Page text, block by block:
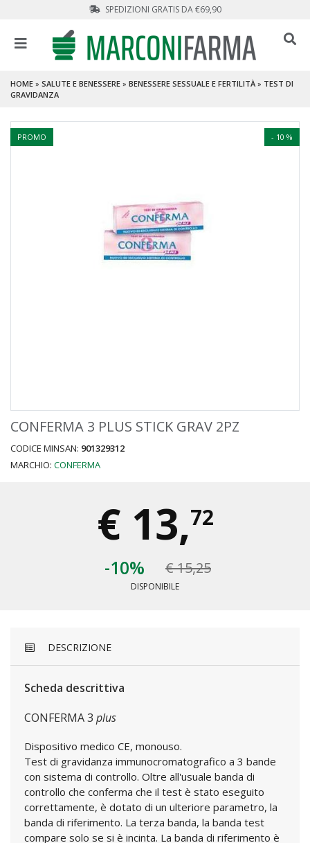
SPEDIZIONI GRATIS DA €69,90
HOME » SALUTE E BENESSERE » BENESSERE SESSUALE E FERTILITÀ » TEST DI
GRAVIDANZA
- 10 %
PROMO
CONFERMA 3 PLUS STICK GRAV 2PZ
CODICE MINSAN: 901329312
MARCHIO: CONFERMA
€ 13,72
-10% € 15,25
DISPONIBILE
DESCRIZIONE
Scheda descrittiva
CONFERMA 3 plus
Dispositivo medico CE, monouso.
Test di gravidanza immunocromatografico a 3 bande
con sistema di controllo. Oltre all'usuale banda di
controllo che conferma che il test è stato eseguito
correttamente, è dotato di un ulteriore parametro, la
banda di riferimento. La terza banda, la banda test
compare solo se si è incinta. La banda di riferimento è